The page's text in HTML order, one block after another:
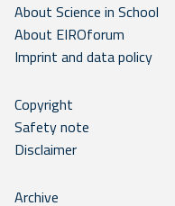
About Science in School
About EIROforum
Imprint and data policy
Copyright
Safety note
Disclaimer
Archive